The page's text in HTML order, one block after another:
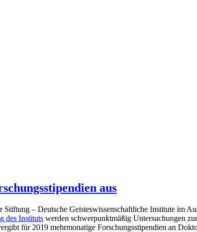
aus
– Deutsche Geisteswissenschaftliche Institute im
des Instituts werden schwerpunktmäßig Untersuchungen
für 2019 mehrmonatige Forschungsstipendien an